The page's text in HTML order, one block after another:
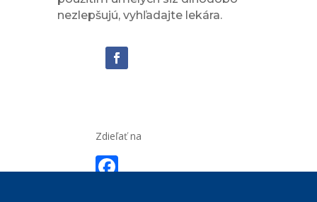
nezlepšujú, vyhľadajte lekára.
Zdieľať na
F